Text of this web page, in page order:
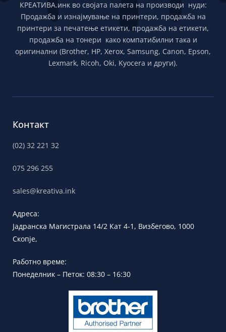
КРЕАТИВА.инк во својата палета на производи нуди:
Продажба и изнајмување на принтери, продажба на
принтери за печатење етикети, продажба на етикети,
продажба на тонери како компатибилни така и
оригинални (Brother, HP, Xerox, Samsung, Canon, Epson,
Lexmark, Ricoh, Oki, Kyocera и други).
Контакт
(02) 32 221 32
075 296 255
sales@kreativa.ink
Адреса:
Јадранска Магистрала 14/2 Кат 4-1, Визбегово, 1000
Скопје,
Работно време:
Понеделник – Петок: 08:30 – 16:30